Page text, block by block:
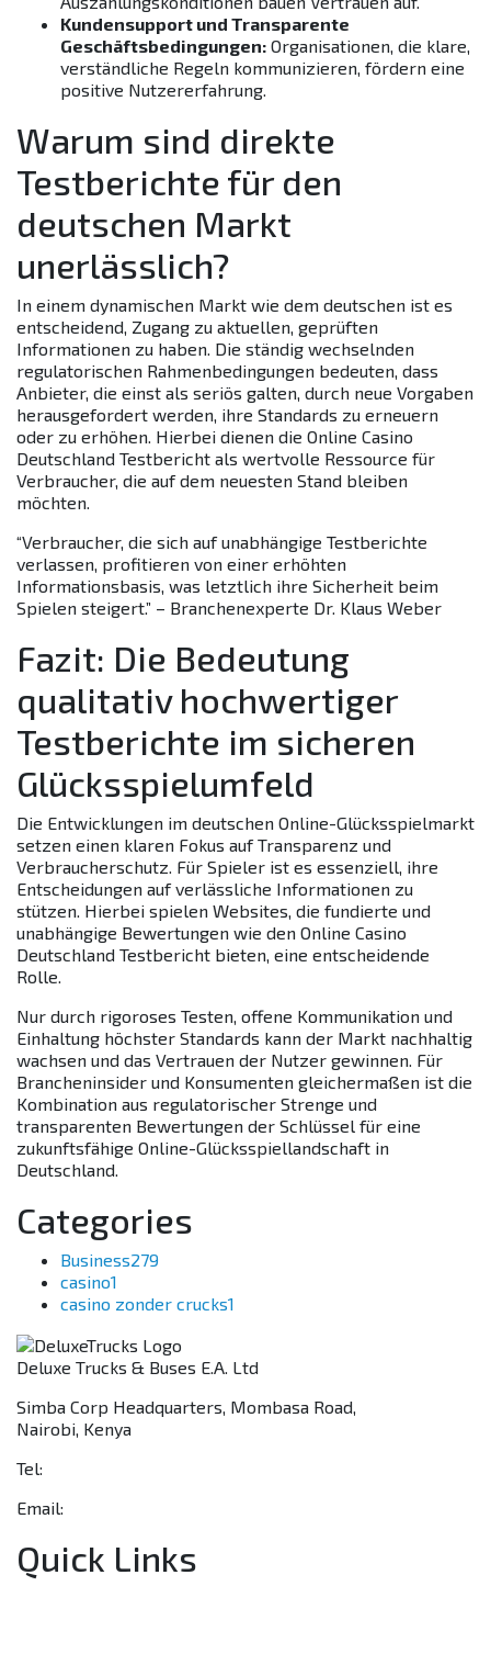
Kundensupport und Transparente
Geschäftsbedingungen: Organisationen, die klare,
verständliche Regeln kommunizieren, fördern eine
positive Nutzererfahrung.
Warum sind direkte
Testberichte für den
deutschen Markt
unerlässlich?
In einem dynamischen Markt wie dem deutschen ist es
entscheidend, Zugang zu aktuellen, geprüften
Informationen zu haben. Die ständig wechselnden
regulatorischen Rahmenbedingungen bedeuten, dass
Anbieter, die einst als seriös galten, durch neue Vorgaben
herausgefordert werden, ihre Standards zu erneuern
oder zu erhöhen. Hierbei dienen die Online Casino
Deutschland Testbericht als wertvolle Ressource für
Verbraucher, die auf dem neuesten Stand bleiben
möchten.
“Verbraucher, die sich auf unabhängige Testberichte
verlassen, profitieren von einer erhöhten
Informationsbasis, was letztlich ihre Sicherheit beim
Spielen steigert.” – Branchenexperte Dr. Klaus Weber
Fazit: Die Bedeutung
qualitativ hochwertiger
Testberichte im sicheren
Glücksspielumfeld
Die Entwicklungen im deutschen Online-Glücksspielmarkt
setzen einen klaren Fokus auf Transparenz und
Verbraucherschutz. Für Spieler ist es essenziell, ihre
Entscheidungen auf verlässliche Informationen zu
stützen. Hierbei spielen Websites, die fundierte und
unabhängige Bewertungen wie den Online Casino
Deutschland Testbericht bieten, eine entscheidende
Rolle.
Nur durch rigoroses Testen, offene Kommunikation und
Einhaltung höchster Standards kann der Markt nachhaltig
wachsen und das Vertrauen der Nutzer gewinnen. Für
Brancheninsider und Konsumenten gleichermaßen ist die
Kombination aus regulatorischer Strenge und
transparenten Bewertungen der Schlüssel für eine
zukunftsfähige Online-Glücksspiellandschaft in
Deutschland.
Categories
Business279
casino1
casino zonder crucks1
Deluxe Trucks & Buses E.A. Ltd
Simba Corp Headquarters, Mombasa Road,
Nairobi, Kenya
Tel:
Email:
Quick Links